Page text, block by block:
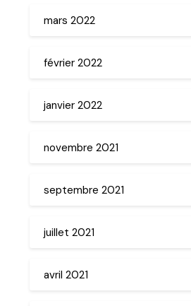
mars 2022
février 2022
janvier 2022
novembre 2021
septembre 2021
juillet 2021
avril 2021